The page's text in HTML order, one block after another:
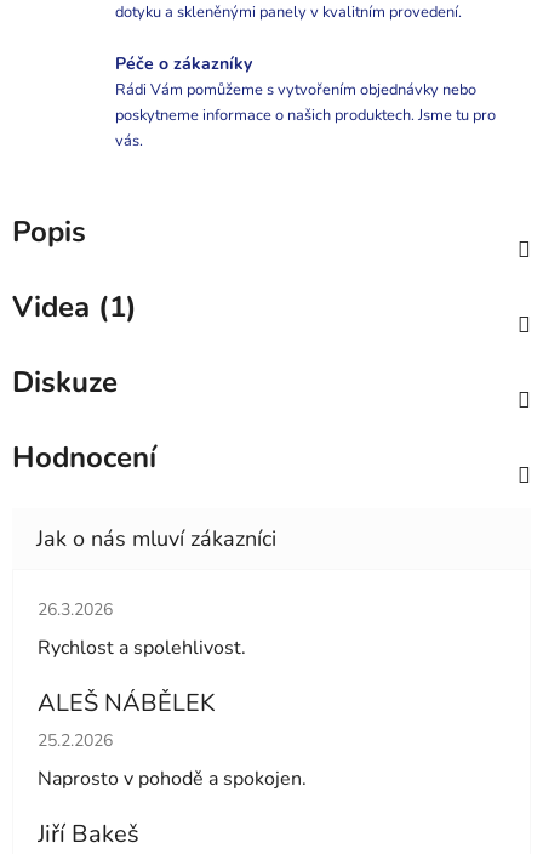
dotyku a skleněnými panely v kvalitním provedení.
Péče o zákazníky
Rádi Vám pomůžeme s vytvořením objednávky nebo
poskytneme informace o našich produktech. Jsme tu pro
vás.
Popis
Videa (1)
Diskuze
Hodnocení
Hodnocení obchodu je 5 z 5 hvězdiček.
26.3.2026
Rychlost a spolehlivost.
ALEŠ NÁBĚLEK
Hodnocení obchodu je 5 z 5 hvězdiček.
25.2.2026
Naprosto v pohodě a spokojen.
Jiří Bakeš